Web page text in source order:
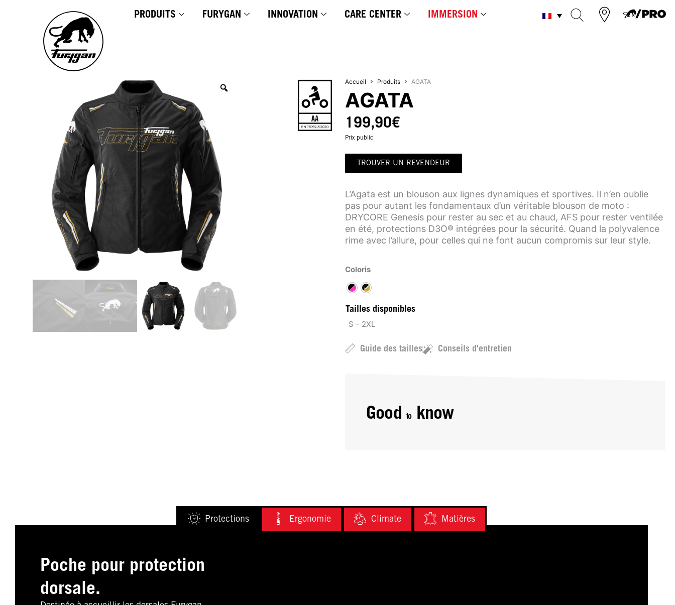
PRODUITS FURYGAN INNOVATION CARE CENTER IMMERSION
Accueil Produits AGATA
AGATA
199,90€
Prix public
TROUVER UN REVENDEUR
L’Agata est un blouson aux lignes dynamiques et sportives. Il n’en oublie
pas pour autant les fondamentaux d’un véritable blouson de moto :
DRYCORE Genesis pour rester au sec et au chaud, AFS pour rester ventilée
en été, protections D3O® intégrées pour la sécurité. Quand la polyvalence
rime avec l’allure, pour celles qui ne font aucun compromis sur leur style.
Coloris
Tailles disponibles
S – 2XL
Guide des tailles Conseils d'entretien
Good toknow
Protections Ergonomie Climate Matières
Poche pour protection
dorsale.